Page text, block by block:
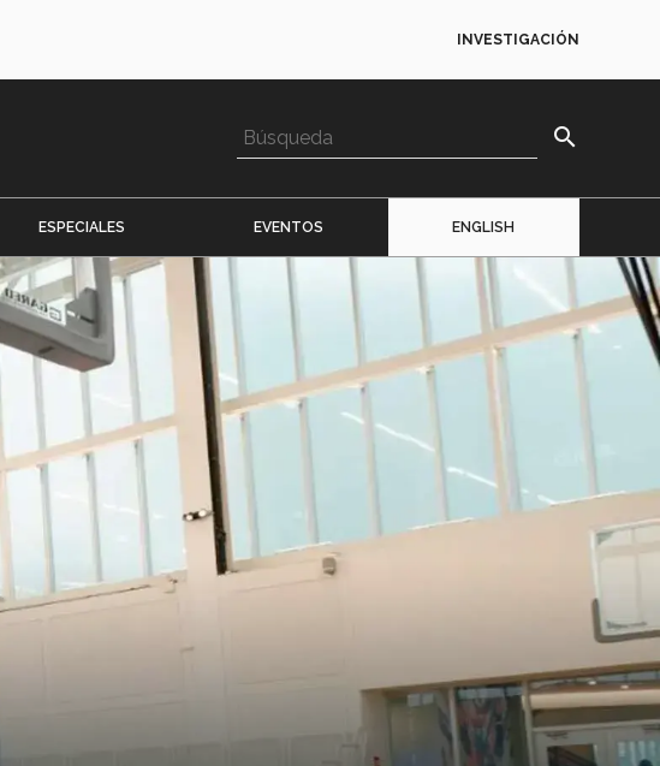
INVESTIGACIÓN
search
ESPECIALES EVENTOS ENGLISH